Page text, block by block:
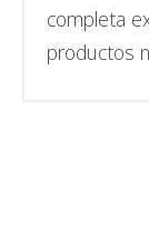
completa
productos